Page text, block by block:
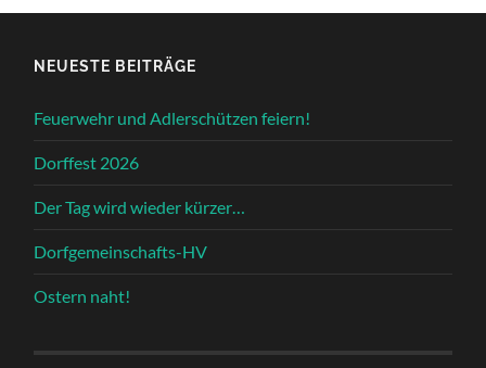
NEUESTE BEITRÄGE
Feuerwehr und Adlerschützen feiern!
Dorffest 2026
Der Tag wird wieder kürzer…
Dorfgemeinschafts-HV
Ostern naht!